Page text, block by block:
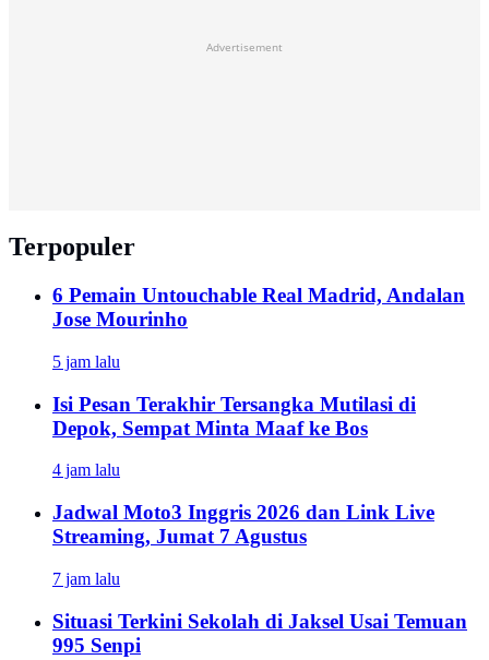
Advertisement
Terpopuler
6 Pemain Untouchable Real Madrid, Andalan
Jose Mourinho
5 jam lalu
Isi Pesan Terakhir Tersangka Mutilasi di
Depok, Sempat Minta Maaf ke Bos
4 jam lalu
Jadwal Moto3 Inggris 2026 dan Link Live
Streaming, Jumat 7 Agustus
7 jam lalu
Situasi Terkini Sekolah di Jaksel Usai Temuan
995 Senpi